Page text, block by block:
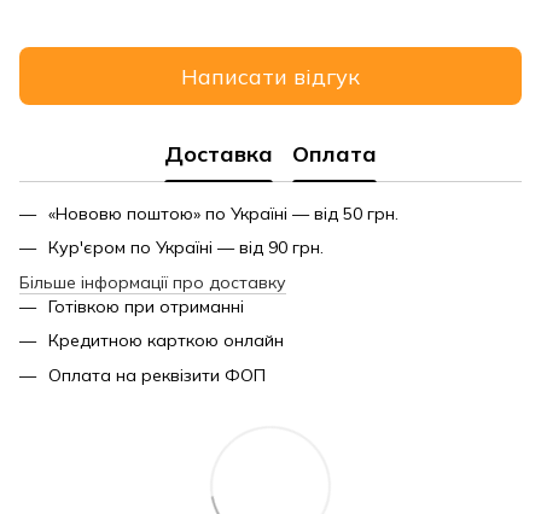
Написати відгук
Доставка Оплата
«Нововю поштою» по Україні — від 50 грн.
Кур'єром по Україні — від 90 грн.
Більше інформації про доставку
Готівкою при отриманні
Кредитною карткою онлайн
Оплата на реквізити ФОП